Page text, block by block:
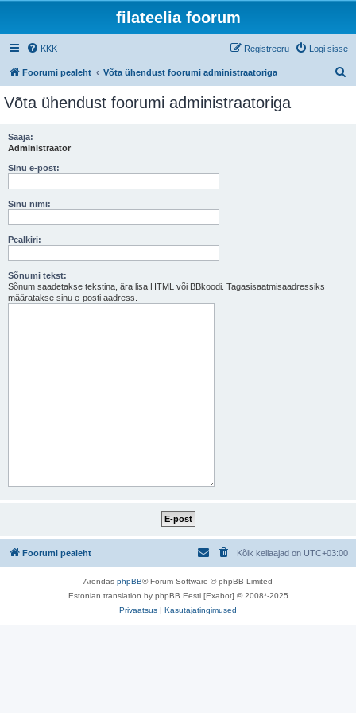
filateelia foorum
KKK Logi sisse
Registreeru
Foorumi pealeht Võta ühendust foorumi administraatoriga
Võta ühendust foorumi administraatoriga
Saaja:
Administraator
Sinu e-post:
Sinu nimi:
Pealkiri:
Sõnumi tekst:
Sõnum saadetakse tekstina, ära lisa HTML või BBkoodi. Tagasisaatmisaadressiks
määratakse sinu e-posti aadress.
Foorumi pealeht Kõik kellaajad on UTC+03:00
Arendas phpBB® Forum Software © phpBB Limited
Estonian translation by phpBB Eesti [Exabot] © 2008*-2025
Privaatsus | Kasutajatingimused